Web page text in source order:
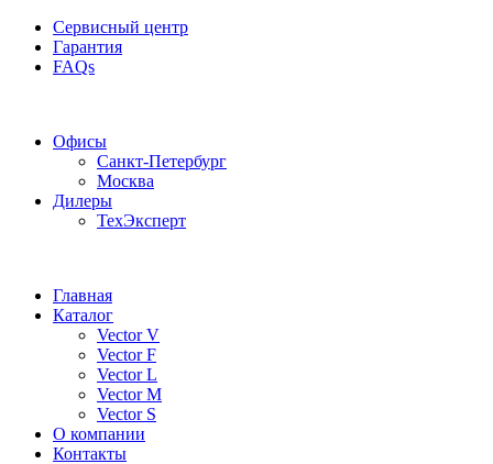
Сервисный центр
Гарантия
FAQs
Офисы
Санкт-Петербург
Москва
Дилеры
ТехЭксперт
Главная
Каталог
Vector V
Vector F
Vector L
Vector M
Vector S
О компании
Контакты